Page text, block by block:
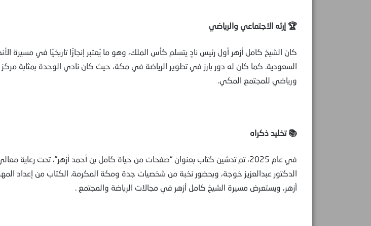
🏆 إرثه الاجتماعي والرياضي
كان الشيخ كامل أزهر أول رئيس نادٍ يتسلم كأس الملك، وهو ما يُعتبر إنجازًا تاريخيًا في مسيرة
السعودية. كما كان له دور بارز في تطوير الرياضة في مكة، حيث كان نادي الوحدة بمثابة
ورياضي للمجتمع المكي.
📚 تخليد ذكراه
في عام 2025، تم تدشين كتاب بعنوان “صفحات من حياة كامل بن أحمد أزهر”، تحت رعاية
الدكتور عبدالعزيز خوجة، وبحضور نخبة من شخصيات جدة ومكة المكرمة. الكتاب من إعداد
أزهر، ويستعرض مسيرة الشيخ كامل أزهر في مجالات الرياضة والمجتمع .